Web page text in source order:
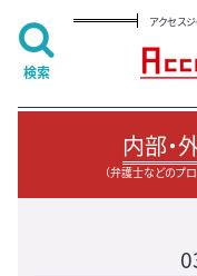
アクセス
内部・
（弁護士などのプ
検索